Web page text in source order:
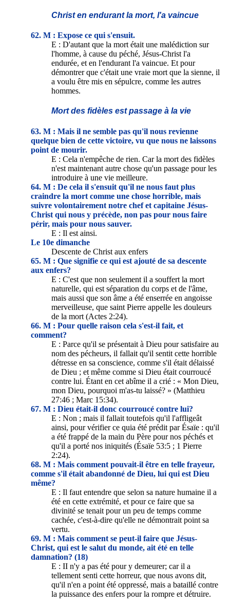
Christ en endurant la mort, l'a vaincue
62. M : Expose ce qui s'ensuit.
E : D'autant que la mort était une malédiction sur
l'homme, à cause du péché, Jésus-Christ l'a
endurée, et en l'endurant l'a vaincue. Et pour
démontrer que c'était une vraie mort que la sienne, il
a voulu être mis en sépulcre, comme les autres
hommes.
Mort des fidèles est passage à la vie
63. M : Mais il ne semble pas qu'il nous revienne
quelque bien de cette victoire, vu que nous ne laissons
point de mourir.
E : Cela n'empêche de rien. Car la mort des fidèles
n'est maintenant autre chose qu'un passage pour les
introduire à une vie meilleure.
64. M : De cela il s'ensuit qu'il ne nous faut plus
craindre la mort comme une chose horrible, mais
suivre volontairement notre chef et capitaine Jésus-
Christ qui nous y précède, non pas pour nous faire
périr, mais pour nous sauver.
E : Il est ainsi.
Le 10e dimanche
Descente de Christ aux enfers
65. M : Que signifie ce qui est ajouté de sa descente
aux enfers?
E : C'est que non seulement il a souffert la mort
naturelle, qui est séparation du corps et de l'âme,
mais aussi que son âme a été enserrée en angoisse
merveilleuse, que saint Pierre appelle les douleurs
de la mort (Actes 2:24).
66. M : Pour quelle raison cela s'est-il fait, et
comment?
E : Parce qu'il se présentait à Dieu pour satisfaire au
nom des pécheurs, il fallait qu'il sentit cette horrible
détresse en sa conscience, comme s'il était délaissé
de Dieu ; et même comme si Dieu était courroucé
contre lui. Étant en cet abîme il a crié : « Mon Dieu,
mon Dieu, pourquoi m'as-tu laissé? » (Matthieu
27:46 ; Marc 15:34).
67. M : Dieu était-il donc courroucé contre lui?
E : Non ; mais il fallait toutefois qu'il l'affligeât
ainsi, pour vérifier ce quia été prédit par Ésaïe : qu'il
a été frappé de la main du Père pour nos péchés et
qu'il a porté nos iniquités (Ésaïe 53:5 ; 1 Pierre
2:24).
68. M : Mais comment pouvait-il être en telle frayeur,
comme s'il était abandonné de Dieu, lui qui est Dieu
même?
E : Il faut entendre que selon sa nature humaine il a
été en cette extrémité, et pour ce faire que sa
divinité se tenait pour un peu de temps comme
cachée, c'est-à-dire qu'elle ne démontrait point sa
vertu.
69. M : Mais comment se peut-il faire que Jésus-
Christ, qui est le salut du monde, ait été en telle
damnation? (18)
E : II n'y a pas été pour y demeurer; car il a
tellement senti cette horreur, que nous avons dit,
qu'il n'en a point été oppressé, mais a bataillé contre
la puissance des enfers pour la rompre et détruire.